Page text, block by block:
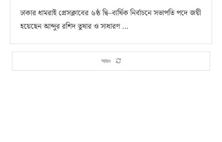
ঢাকার ধামরাই প্রেসক্লাবের ৬ষ্ঠ দ্বি–বার্ষিক নির্বাচনে সভাপতি পদে জয়ী
হয়েছেন আব্দুর রশিদ তুষার ও সাধারণ …
আরও